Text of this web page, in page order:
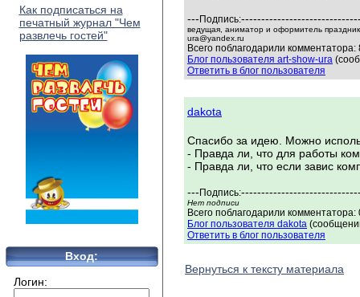
Как подписаться на
печатный журнал "Чем
развлечь гостей"
Вход:
Логин:
--- Подпись:
ведущая, аниматор и оформитель
ura@yandex.ru
Всего поблагодарили
Блог пользователя art-show-ura
Ответить в блог пользователя
dakota
Спасибо за идею. Можно
- Правда ли, что для работы
- Правда ли, что если завис
--- Подпись:
Нет подписи
Всего поблагодарили
Блог пользователя dakota
Ответить в блог пользователя
Вернуться к тексту материала